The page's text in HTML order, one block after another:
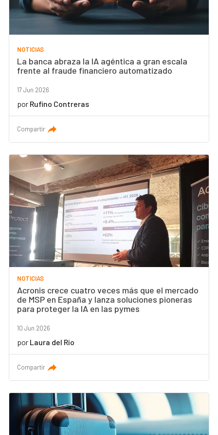
NOTICIAS
La banca abraza la IA agéntica a gran escala
frente al fraude financiero automatizado
17 Jun 2026
por Rufino Contreras
Compartir
NOTICIAS
Acronis crece cuatro veces más que el mercado
de MSP en España y lanza soluciones pioneras
para proteger la IA en las pymes
10 Jun 2026
por Laura del Río
Compartir